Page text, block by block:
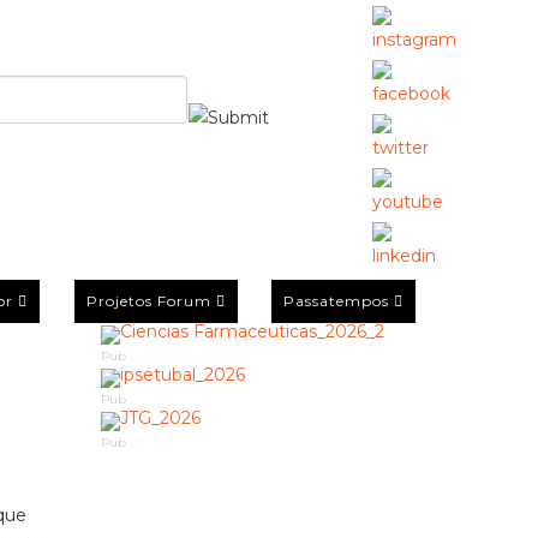
Projetos Forum Passatempos
Pub
Pub
Pub